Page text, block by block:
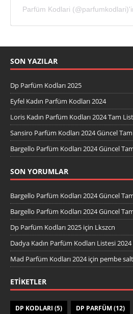
Parfüm Kodlari
SON YAZILAR
Dp Parfüm Kodları 2025
Eyfel Kadın Parfüm Kodları 2024
Loris Kadın Parfüm Kodları 2024 Tam
Sansiro Parfüm Kodları 2024 Güncel
Bargello Parfüm Kodları 2024 Güncel
SON YORUMLAR
Bargello Parfüm Kodları 2024 Güncel
Bargello Parfüm Kodları 2024 Güncel
Dp Parfüm Kodları 2025 için Lkszcn
Dadya Kadın Parfüm Kodları Listesi 2024
Mad Parfüm Kodları 2024için pembe salt
ETIKETLER
DP KODLARI (5) DP PARFÜM(12)